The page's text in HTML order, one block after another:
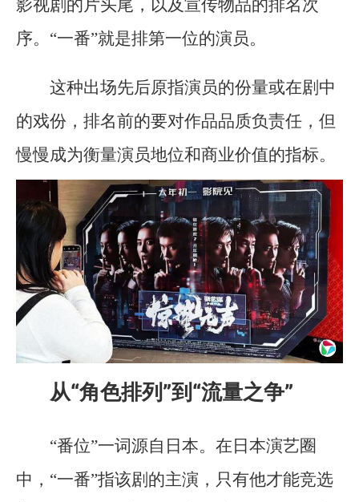
影视剧的片头尾，以及宣传物品的排名次
序。“一番”就是排第一位的演员。
这种出场先后原指演员的份量或在剧中
的戏份，排名前的要对作品品质负责任，但
慢慢成为衡量演员地位和商业价值的指标。
从“角色排列”到“流量之争”
“番位”一词源自日本。在日本演艺圈
中，“一番”指该剧的主演，只有他才能竞选